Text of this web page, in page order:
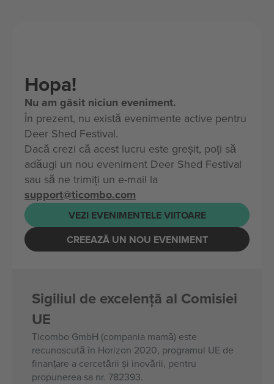
Hopa!
Nu am găsit niciun eveniment.
În prezent, nu există evenimente active pentru
Deer Shed Festival.
Dacă crezi că acest lucru este greșit, poți să
adăugi un nou eveniment Deer Shed Festival
sau să ne trimiți un e-mail la
support@ticombo.com
VEZI EVENIMENTELE VIITOARE
CREEAZĂ UN NOU EVENIMENT
Sigiliul de excelență al Comisiei
UE
Ticombo GmbH (compania mamă) este
recunoscută în Horizon 2020, programul UE de
finanțare a cercetării și inovării, pentru
propunerea sa nr. 782393.